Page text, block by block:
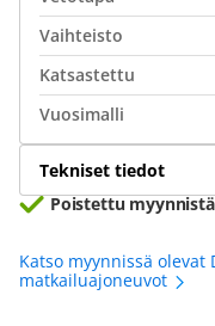
Vaihteisto
Katsastettu
Vuosimalli
Tekniset tiedot
Poistettu myynnistä
Katso myynnissä
matkailuajoneuvot